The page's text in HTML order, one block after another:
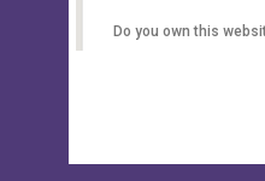
Do you own this